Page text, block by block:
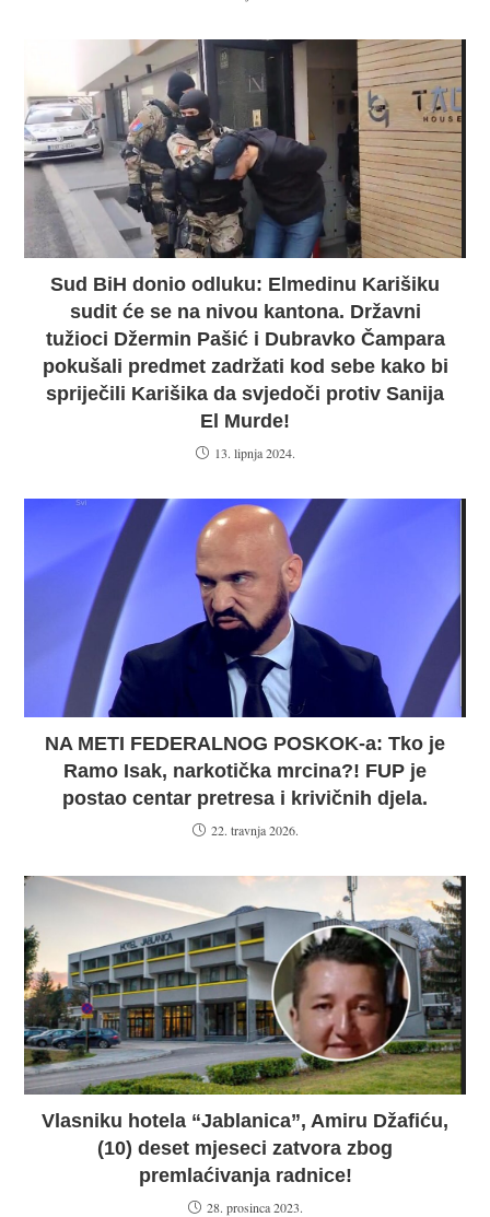
Sud BiH donio odluku: Elmedinu Karišiku
sudit će se na nivou kantona. Državni
tužioci Džermin Pašić i Dubravko Čampara
pokušali predmet zadržati kod sebe kako bi
spriječili Karišika da svjedoči protiv Sanija
El Murde!
13. lipnja 2024.
NA METI FEDERALNOG POSKOK-a: Tko je
Ramo Isak, narkotička mrcina?! FUP je
postao centar pretresa i krivičnih djela.
22. travnja 2026.
Vlasniku hotela “Jablanica”, Amiru Džafiću,
(10) deset mjeseci zatvora zbog
premlaćivanja radnice!
28. prosinca 2023.